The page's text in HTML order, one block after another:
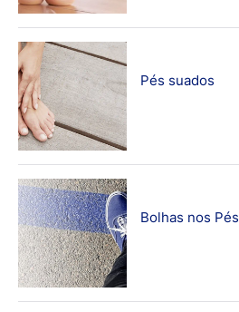
Pés suados
Bolhas nos Pés